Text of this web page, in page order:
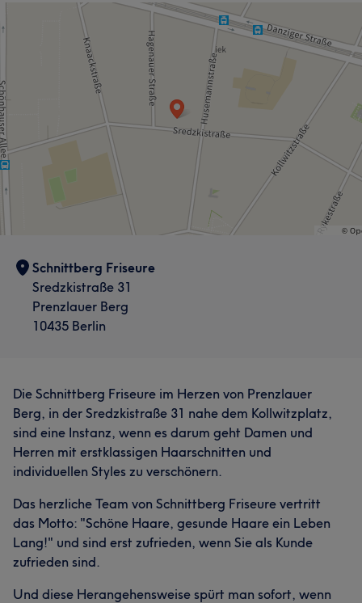
Schnittberg Friseure
Sredzkistraße 31
Prenzlauer Berg
10435 Berlin
Die Schnittberg Friseure im Herzen von Prenzlauer
Berg, in der Sredzkistraße 31 nahe dem Kollwitzplatz,
sind eine Instanz, wenn es darum geht Damen und
Herren mit erstklassigen Haarschnitten und
individuellen Styles zu verschönern.
Das herzliche Team von Schnittberg Friseure vertritt
das Motto: "Schöne Haare, gesunde Haare ein Leben
Lang!" und sind erst zufrieden, wenn Sie als Kunde
zufrieden sind.
Und diese Herangehensweise spürt man sofort, wenn